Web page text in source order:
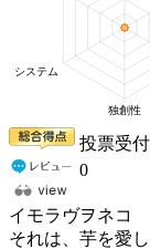
投票受
0
イモラヴヲネコ
それは、芋を愛